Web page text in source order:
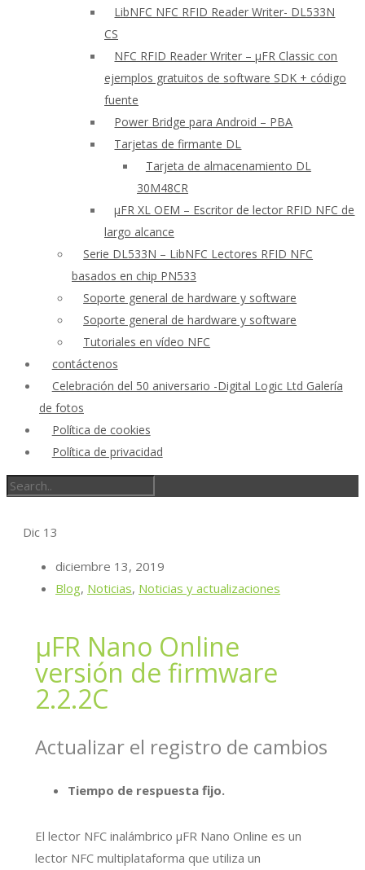
LibNFC NFC RFID Reader Writer- DL533N
CS
NFC RFID Reader Writer – μFR Classic con
ejemplos gratuitos de software SDK + código
fuente
Power Bridge para Android – PBA
Tarjetas de firmante DL
Tarjeta de almacenamiento DL
30M48CR
μFR XL OEM – Escritor de lector RFID NFC de
largo alcance
Serie DL533N – LibNFC Lectores RFID NFC
basados en chip PN533
Soporte general de hardware y software
Soporte general de hardware y software
Tutoriales en vídeo NFC
contáctenos
Celebración del 50 aniversario -Digital Logic Ltd Galería
de fotos
Política de cookies
Política de privacidad
Dic 13
diciembre 13, 2019
Blog, Noticias, Noticias y actualizaciones
μFR Nano Online
versión de firmware
2.2.2C
Actualizar el registro de cambios
Tiempo de respuesta fijo.
El lector NFC inalámbrico μFR Nano Online es un
lector NFC multiplataforma que utiliza un